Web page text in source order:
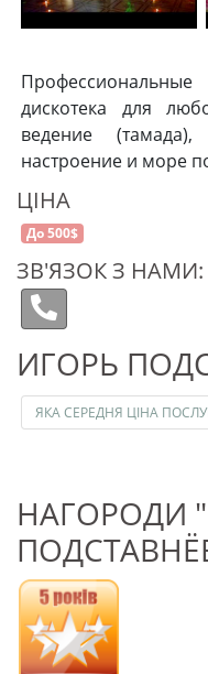
дискотека для
ведение
настроение и море
ЦІНА
До 500$
ЗВ'ЯЗОК З НАМИ:
ИГОРЬ
ЯКА СЕРЕДНЯ ЦІНА
НАГОРОДИ